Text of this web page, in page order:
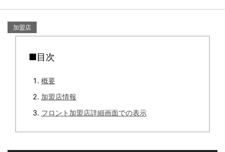
加盟店
■目次
概要
加盟店情報
フロント加盟店詳細画面での表示